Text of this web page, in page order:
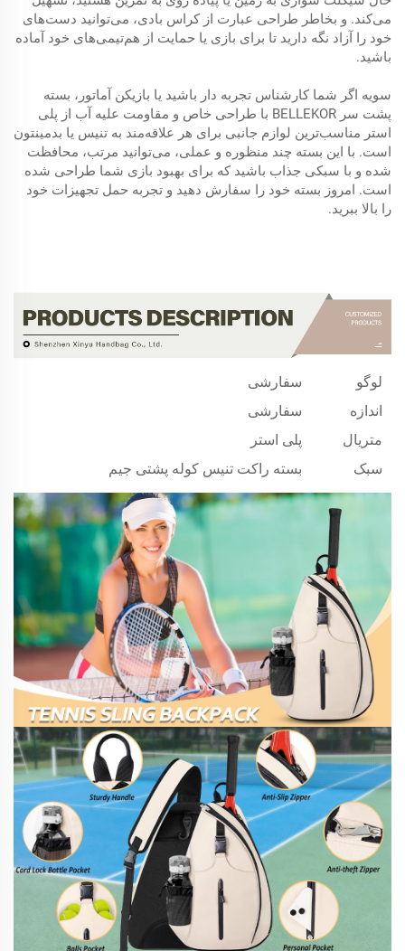
می‌کند. و بخاطر طراحی عبارت از کراس بادی، می‌توانید دست‌های
خود را آزاد نگه دارید تا برای بازی یا حمایت از هم‌تیمی‌های خود آماده
باشید.
سویه اگر شما کارشناس تجربه دار باشید یا بازیکن آماتور، بسته
پشت سر BELLEKOR با طراحی خاص و مقاومت علیه آب از پلی
استر مناسب‌ترین لوازم جانبی برای هر علاقه‌مند به تنیس یا بدمینتون
است. با این بسته چند منظوره و عملی، می‌توانید مرتب، محافظت
شده و با سبکی جذاب باشید که برای بهبود بازی شما طراحی شده
است. امروز بسته خود را سفارش دهید و تجربه حمل تجهیزات خود
را بالا ببرید.
لوگو
سفارشی
اندازه
سفارشی
متریال
پلی استر
سبک